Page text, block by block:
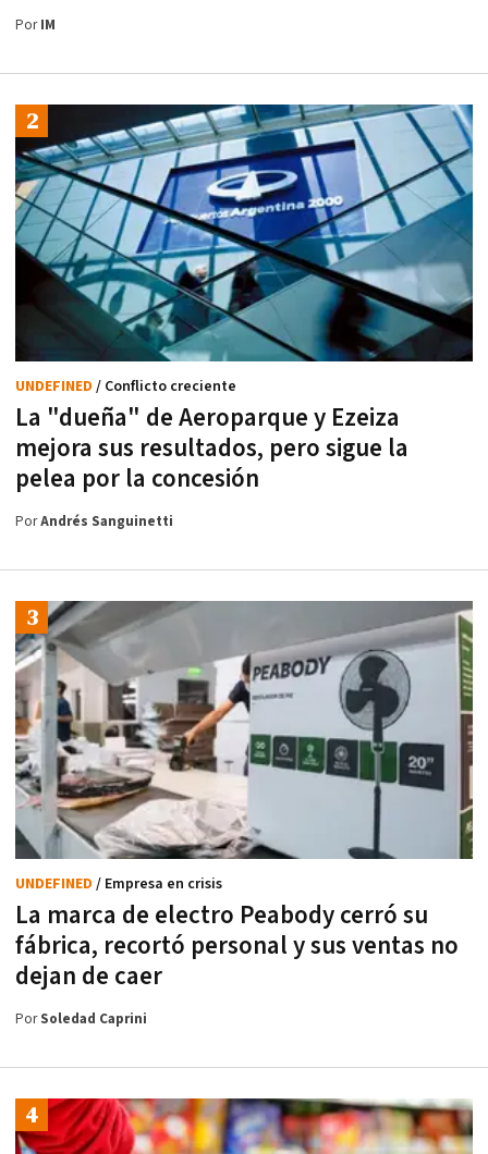
PorIM
La "dueña" de Aeroparque y Ezeiza
mejora sus resultados, pero sigue la
pelea por la concesión
UNDEFINED / Conflicto creciente
PorAndrés Sanguinetti
La marca de electro Peabody cerró su
fábrica, recortó personal y sus ventas no
dejan de caer
UNDEFINED / Empresa en crisis
PorSoledad Caprini